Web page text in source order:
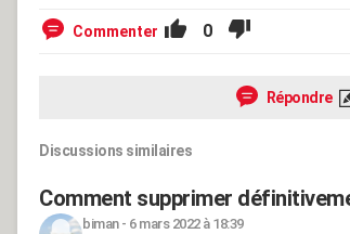
Commenter 0
Répondre
Discussions similaires
Comment supprimer
biman- 6 mars 2022 à 18:39